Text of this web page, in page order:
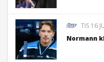
TIS 16
Normann